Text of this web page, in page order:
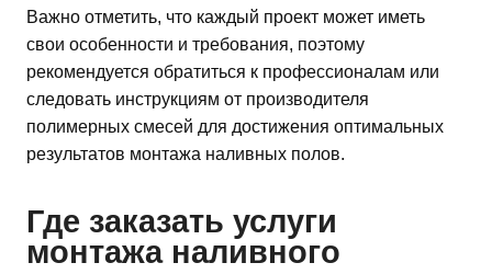
Важно отметить, что каждый проект может иметь
свои особенности и требования, поэтому
рекомендуется обратиться к профессионалам или
следовать инструкциям от производителя
полимерных смесей для достижения оптимальных
результатов монтажа наливных полов.
Где заказать услуги
монтажа наливного